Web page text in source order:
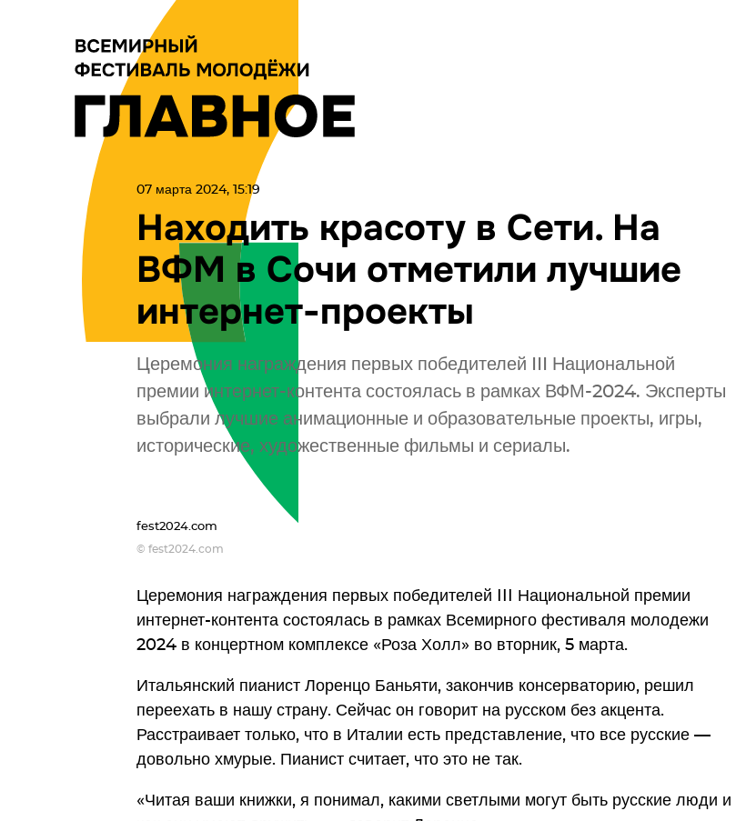
07 марта 2024, 15:19
Находить красоту в Сети. На
ВФМ в Сочи отметили лучшие
интернет-проекты
Церемония награждения первых победителей III Национальной
премии интернет-контента состоялась в рамках ВФМ-2024. Эксперты
выбрали лучшие анимационные и образовательные проекты, игры,
исторические, художественные фильмы и сериалы.
fest2024.com
© fest2024.com
Церемония награждения первых победителей III Национальной премии
интернет-контента состоялась в рамках Всемирного фестиваля молодежи
2024 в концертном комплексе «Роза Холл» во вторник, 5 марта.
Итальянский пианист Лоренцо Баньяти, закончив консерваторию, решил
переехать в нашу страну. Сейчас он говорит на русском без акцента.
Расстраивает только, что в Италии есть представление, что все русские —
довольно хмурые. Пианист считает, что это не так.
«Читая ваши книжки, я понимал, какими светлыми могут быть русские люди и